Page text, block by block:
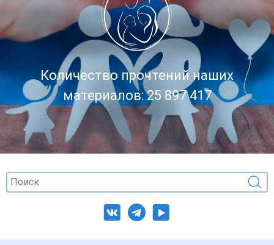
Количество прочтений наших
материалов: 25 897 417